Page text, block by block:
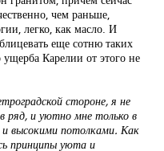
чем раньше,
легко, как масло. И
еще сотню таких
ущерба Карелии от этого не
стороне, я не
ряд, и уютно мне только в
высокими потолками. Как
принципы уюта и